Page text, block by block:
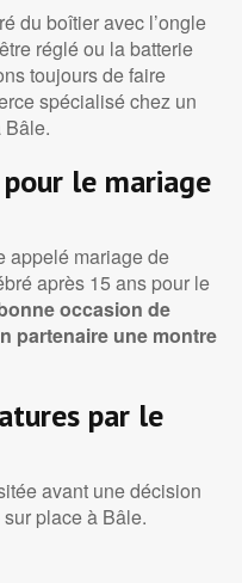
du boîtier avec l’ongle
réglé ou la batterie
toujours de faire
spécialisé chez un
Bâle.
le mariage
appelé mariage de
après 15 ans pour le
occasion de
partenaire une montre
par le
avant une décision
place à Bâle.